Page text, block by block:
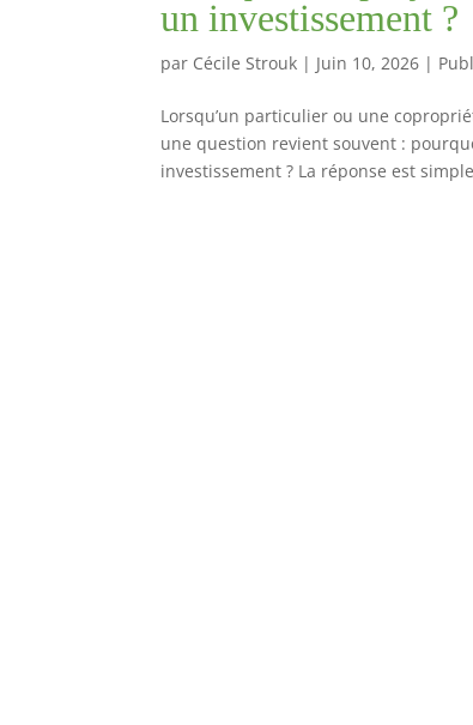
un investissement ?
par Cécile Strouk | Juin 10, 2026 |
Lorsqu’un particulier ou une
une question revient souvent :
investissement ? La réponse est